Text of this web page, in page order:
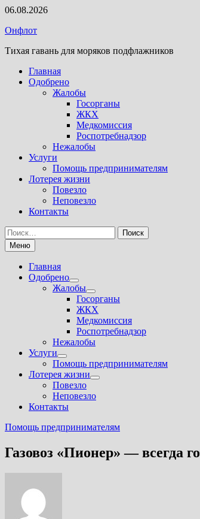
Перейти
содержимому
06.08.2026
Онфлот
Тихая гавань для моряков подфлажников
Главная
Одобрено
Жалобы
Госорганы
ЖКХ
Медкомиссия
Роспотребнадзор
Нежалобы
Услуги
Помощь предпринимателям
Лотерея жизни
Повезло
Неповезло
Контакты
Найти:
Меню
Главная
Одобрено
Показать
подменю
Жалобы
Показать
подменю
Госорганы
ЖКХ
Медкомиссия
Роспотребнадзор
Нежалобы
Услуги
Показать
подменю
Помощь предпринимателям
Лотерея жизни
Показать
Повезло
Неповезло
Контакты
Помощь предпринимателям
Газовоз «Пионер» — всегда